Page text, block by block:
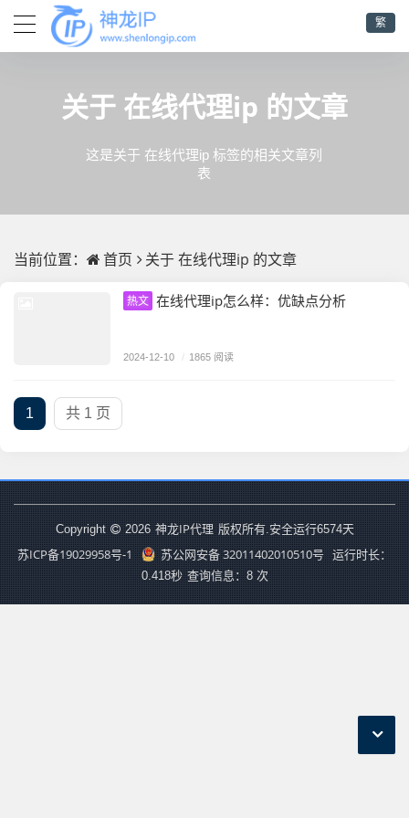
繁
关于 在线代理ip 的文章
这是关于 在线代理ip 标签的相关文章列
表
当前位置： 首页 关于 在线代理ip 的文章
热文 在线代理ip怎么样：优缺点分析
2024-12-10 / 1865 阅读
1 共 1 页
Copyright 2026 神龙IP代理 版权所有.安全运行6574天
苏ICP备19029958号-1 苏公网安备 32011402010510号 运行时长：
0.418秒 查询信息：8 次